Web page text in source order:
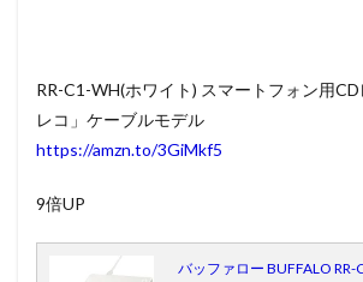
RR-C1-WH(ホワイト) スマートフォン用
レコ」ケーブルモデル
https://amzn.to/3GiMkf5
9倍UP
バッファロー BUFFALO RR-